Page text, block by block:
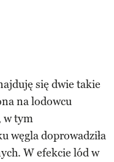
się dwie takie
na lodowcu
w tym
węgla doprowadziła
W efekcie lód w